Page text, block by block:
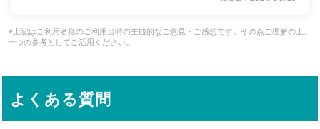
※上記はご利用者様のご利用当時の主観的なご意見・ご感想です。その点ご理解の上、
一つの参考としてご活用ください。
よくある質問